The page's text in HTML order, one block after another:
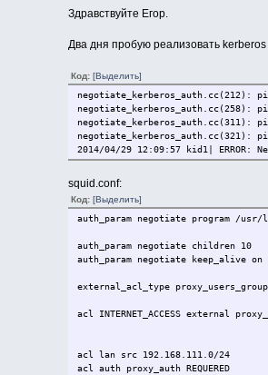
Здравствуйте Егор.
Два дня пробую реализовать
Код: [Выделить]
negotiate_kerberos_auth.cc(212):
negotiate_kerberos_auth.cc(258):
negotiate_kerberos_auth.cc(311):
negotiate_kerberos_auth.cc(321):
2014/04/29 12:09:57 kid1|
squid.conf:
Код: [Выделить]
auth_param negotiate program /usr/
auth_param negotiate children 10
auth_param negotiate keep_alive on
external_acl_type
acl INTERNET_ACCESS external
acl lan src 192.168.111.0/24
acl auth proxy_auth REQUERED